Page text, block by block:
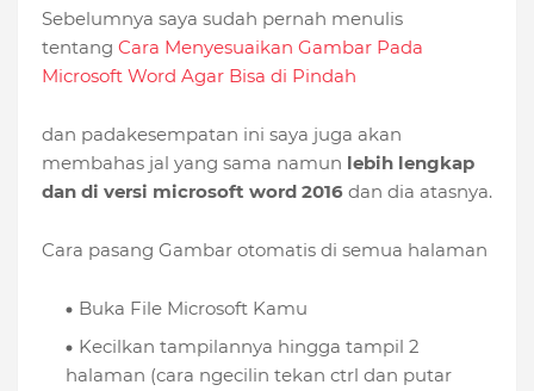
Sebelumnya saya sudah pernah menulis
tentang Cara Menyesuaikan Gambar Pada
Microsoft Word Agar Bisa di Pindah
dan padakesempatan ini saya juga akan
membahas jal yang sama namun lebih lengkap
dan di versi microsoft word 2016 dan dia atasnya.
Cara pasang Gambar otomatis di semua halaman
Buka File Microsoft Kamu
Kecilkan tampilannya hingga tampil 2
halaman (cara ngecilin tekan ctrl dan putar